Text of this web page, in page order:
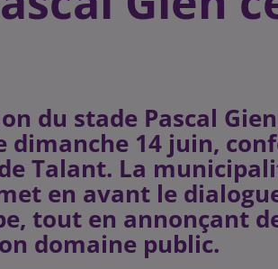
du stade Pascal
dimanche 14 juin,
Talant. La
en avant le
tout en annonçant
domaine public.